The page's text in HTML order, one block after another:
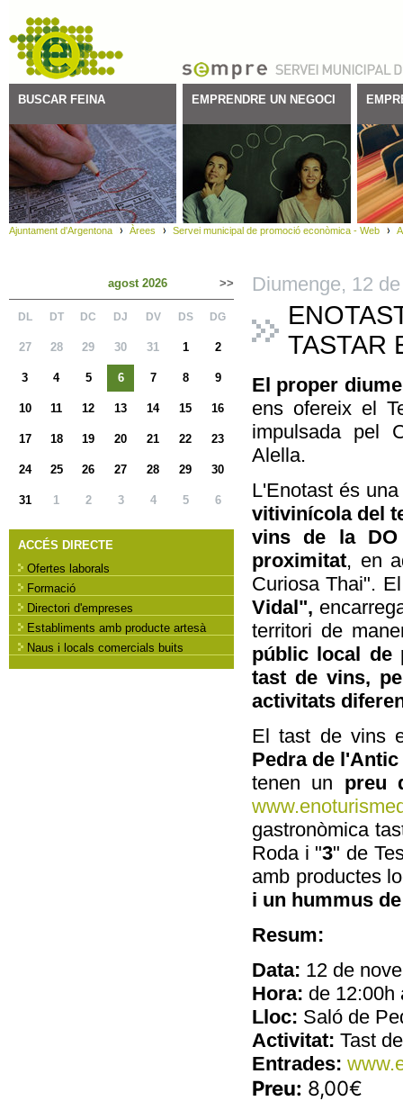
BUSCAR FEINA EMPRENDRE UN NEGOCI
Ajuntament d'Argentona Àrees Servei municipal de promoció econòmica - Web
agost 2026 >>
DL DT DC DJ DV DS DG
27 28 29 30 31 1 2
3 4 5 6 7 8 9
10 11 12 13 14 15 16
17 18 19 20 21 22 23
24 25 26 27 28 29 30
31 1 2 3 4 5 6
ACCÉS DIRECTE
Ofertes laborals
Formació
Directori d'empreses
Establiments amb producte artesà
Naus i locals comercials buits
Diumenge, 12 de
TASTAR
El proper
ens ofereix el
impulsada pel
Alella.
L'Enotast és
vitivinícola del
vins de la DO
proximitat, en
Curiosa Thai".
Vidal",
territori de
públic local de
tast de vins,
activitats
El tast de vins
Pedra de
tenen un preu
gastronòmica
Roda i "3" de
amb productes
i un hummus
Resum:
Data: 12 de
Hora: de 12:00h
Lloc: Saló de
Activitat: Tast
Entrades:
Preu: 8,00€